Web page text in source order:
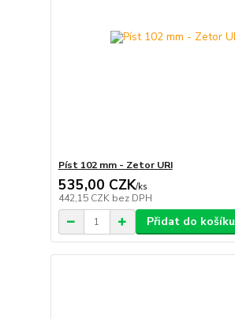
Píst 102 mm - Zetor URI
535,00 CZK/ks
442,15 CZK bez DPH
Přidat do košíku